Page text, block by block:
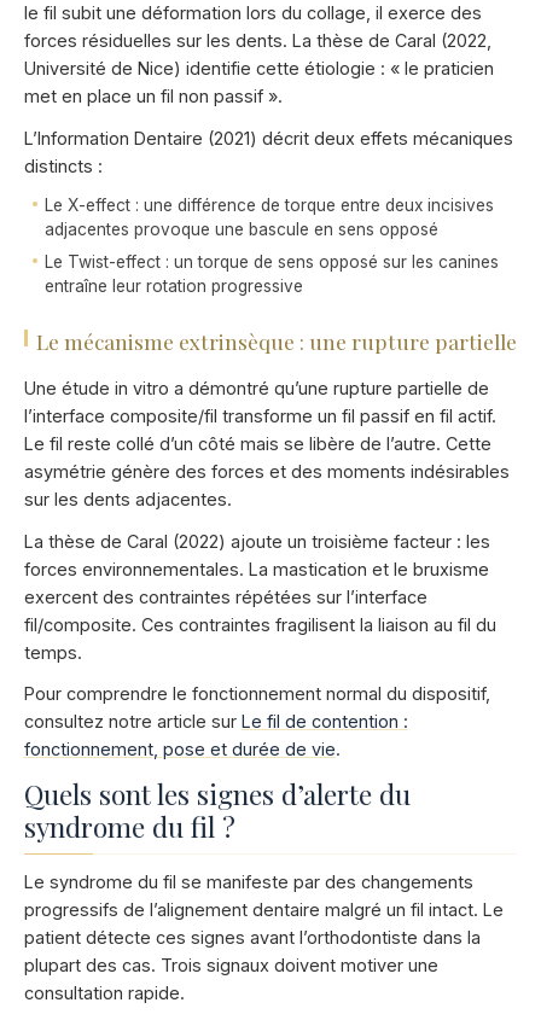
le fil subit une déformation lors du collage, il exerce des
forces résiduelles sur les dents. La thèse de Caral (2022,
Université de Nice) identifie cette étiologie : « le praticien
met en place un fil non passif ».
L’Information Dentaire (2021) décrit deux effets mécaniques
distincts :
Le X-effect : une différence de torque entre deux incisives
adjacentes provoque une bascule en sens opposé
Le Twist-effect : un torque de sens opposé sur les canines
entraîne leur rotation progressive
Le mécanisme extrinsèque : une rupture partielle
Une étude in vitro a démontré qu’une rupture partielle de
l’interface composite/fil transforme un fil passif en fil actif.
Le fil reste collé d’un côté mais se libère de l’autre. Cette
asymétrie génère des forces et des moments indésirables
sur les dents adjacentes.
La thèse de Caral (2022) ajoute un troisième facteur : les
forces environnementales. La mastication et le bruxisme
exercent des contraintes répétées sur l’interface
fil/composite. Ces contraintes fragilisent la liaison au fil du
temps.
Pour comprendre le fonctionnement normal du dispositif,
consultez notre article sur Le fil de contention :
fonctionnement, pose et durée de vie.
Quels sont les signes d’alerte du
syndrome du fil ?
Le syndrome du fil se manifeste par des changements
progressifs de l’alignement dentaire malgré un fil intact. Le
patient détecte ces signes avant l’orthodontiste dans la
plupart des cas. Trois signaux doivent motiver une
consultation rapide.